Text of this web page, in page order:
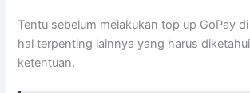
Tentu sebelum melakukan top up GoPay
hal terpenting lainnya yang harus
ketentuan.